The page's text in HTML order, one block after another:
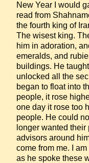
New Year I would
read from
the fourth king of
The wisest king.
him in adoration,
emeralds, and
buildings. He
unlocked all the
began to float into
people, it rose
one day it rose too
people. He could
longer wanted
advisors around
come from me. I
as he spoke these